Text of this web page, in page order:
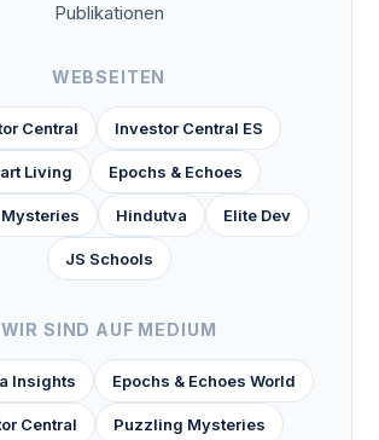
Publikationen
WEBSEITEN
Central Investor Central ES
Living Epochs & Echoes
Hindutva Elite Dev
JS Schools
WIR SIND AUF MEDIUM
Insights Epochs & Echoes World
Central Puzzling Mysteries